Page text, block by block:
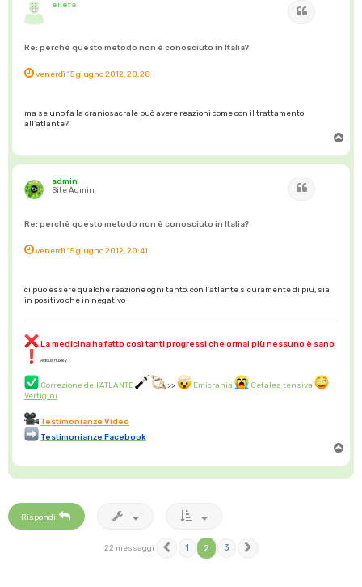
eilefa
Re: perchè questo metodo non è conosciuto in Italia?
venerdì 15 giugno 2012, 20:28
ma se uno fa la craniosacrale può avere reazioni come con il trattamento
all'atlante?
p
admin
Site Admin
Re: perchè questo metodo non è conosciuto in Italia?
venerdì 15 giugno 2012, 20:41
ci puo essere qualche reazione ogni tanto. con l'atlante sicuramente di piu, sia
in positivo che in negativo
La medicina ha fatto così tanti progressi che ormai più nessuno è sano
Aldous Huxley
Correzione dell'ATLANTE >> Emicrania
Cefalea tensiva
Vertigini
Testimonianze Video
Testimonianze Facebook
p
Rispondi
22 messaggi Precedente
1 2 3